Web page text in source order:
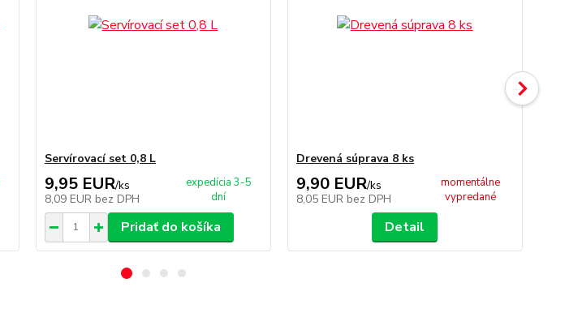
Servírovací set 0,8 L
9,95 EUR/ks
8,09 EUR bez DPH
expedícia 3-5
dní
Pridať do košíka
Drevená súprava 8 ks
9,90 EUR/ks
8,05 EUR bez DPH
momentálne
vypredané
Detail